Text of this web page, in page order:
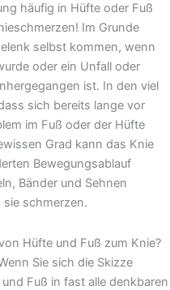
häufig in Hüfte oder Fuß
Im Grunde
selbst kommen, wenn
oder ein Unfall oder
ist. In den viel
sich bereits lange vor
im Fuß oder der Hüfte
Grad kann das Knie
Bewegungsablauf
Bänder und Sehnen
schmerzen.
Hüfte und Fuß zum Knie?
Sie sich die Skizze
Fuß in fast alle denkbaren